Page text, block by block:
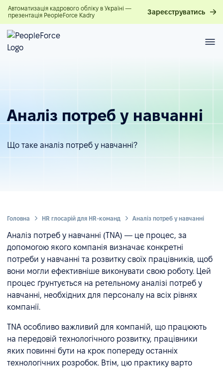
Автоматизація кадрового обліку в Україні —
презентація PeopleForce Kadry
Зареєструватись
Аналіз потреб у навчанні
Що таке аналіз потреб у навчанні?
Головна HR глосарій для HR-команд Аналіз потреб у навчанні
Аналіз потреб у навчанні (TNA) — це процес, за
допомогою якого компанія визначає конкретні
потреби у навчанні та розвитку своїх працівників, щоб
вони могли ефективніше виконувати свою роботу. Цей
процес ґрунтується на ретельному аналізі потреб у
навчанні, необхідних для персоналу на всіх рівнях
компанії.
TNA особливо важливий для компаній, що працюють
на передовій технологічного розвитку, працівники
яких повинні бути на крок попереду останніх
технологічних розробок. Втім, цю практику варто